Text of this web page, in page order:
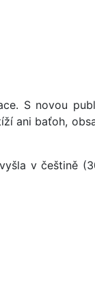
S novou
ani baťoh,
v češtině